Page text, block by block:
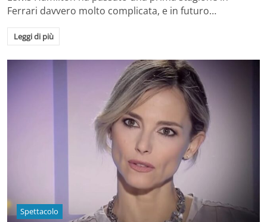
Ferrari davvero molto complicata, e in futuro…
Leggi di più
Spettacolo